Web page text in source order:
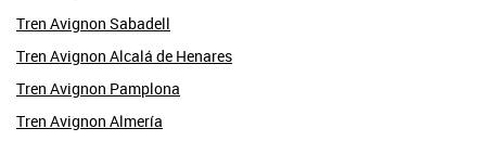
Tren Avignon Sabadell
Tren Avignon Alcalá de Henares
Tren Avignon Pamplona
Tren Avignon Almería